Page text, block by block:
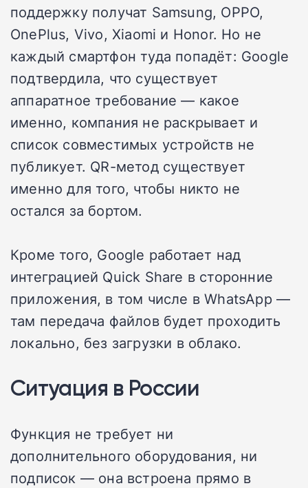
поддержку получат Samsung, OPPO,
OnePlus, Vivo, Xiaomi и Honor. Но не
каждый смартфон туда попадёт: Google
подтвердила, что существует
аппаратное требование — какое
именно, компания не раскрывает и
список совместимых устройств не
публикует. QR-метод существует
именно для того, чтобы никто не
остался за бортом.
Кроме того, Google работает над
интеграцией Quick Share в сторонние
приложения, в том числе в WhatsApp —
там передача файлов будет проходить
локально, без загрузки в облако.
Ситуация в России
Функция не требует ни
дополнительного оборудования, ни
подписок — она встроена прямо в